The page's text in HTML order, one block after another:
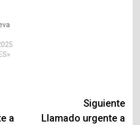
a
Siguiente
Llamado urgente a